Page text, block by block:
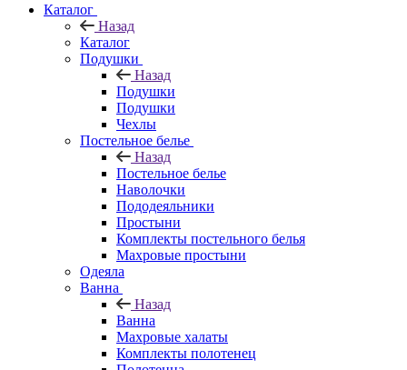
Каталог
Назад
Каталог
Подушки
Назад
Подушки
Подушки
Чехлы
Постельное белье
Назад
Постельное белье
Наволочки
Пододеяльники
Простыни
Комплекты постельного белья
Махровые простыни
Одеяла
Ванна
Назад
Ванна
Махровые халаты
Комплекты полотенец